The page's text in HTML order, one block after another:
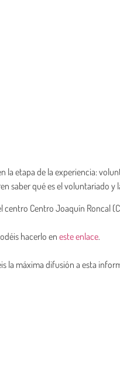
la etapa de la experiencia:
saber qué es el voluntariado
centro Centro Joaquín Roncal
hacerlo en este enlace.
la máxima difusión a esta